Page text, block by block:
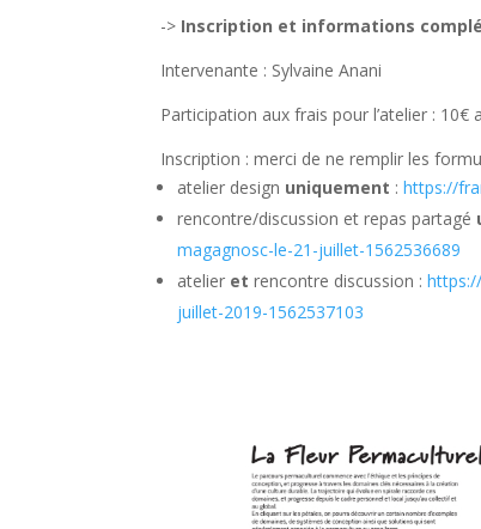
-> Inscription et informations
Intervenante : Sylvaine Anani
Participation aux frais pour l’atelier :
Inscription : merci de ne remplir les
atelier design uniquement :https://
rencontre/discussion et repas partagé
magagnosc-le-21-juillet-1562536689
atelier et rencontre discussion :
juillet-2019-1562537103